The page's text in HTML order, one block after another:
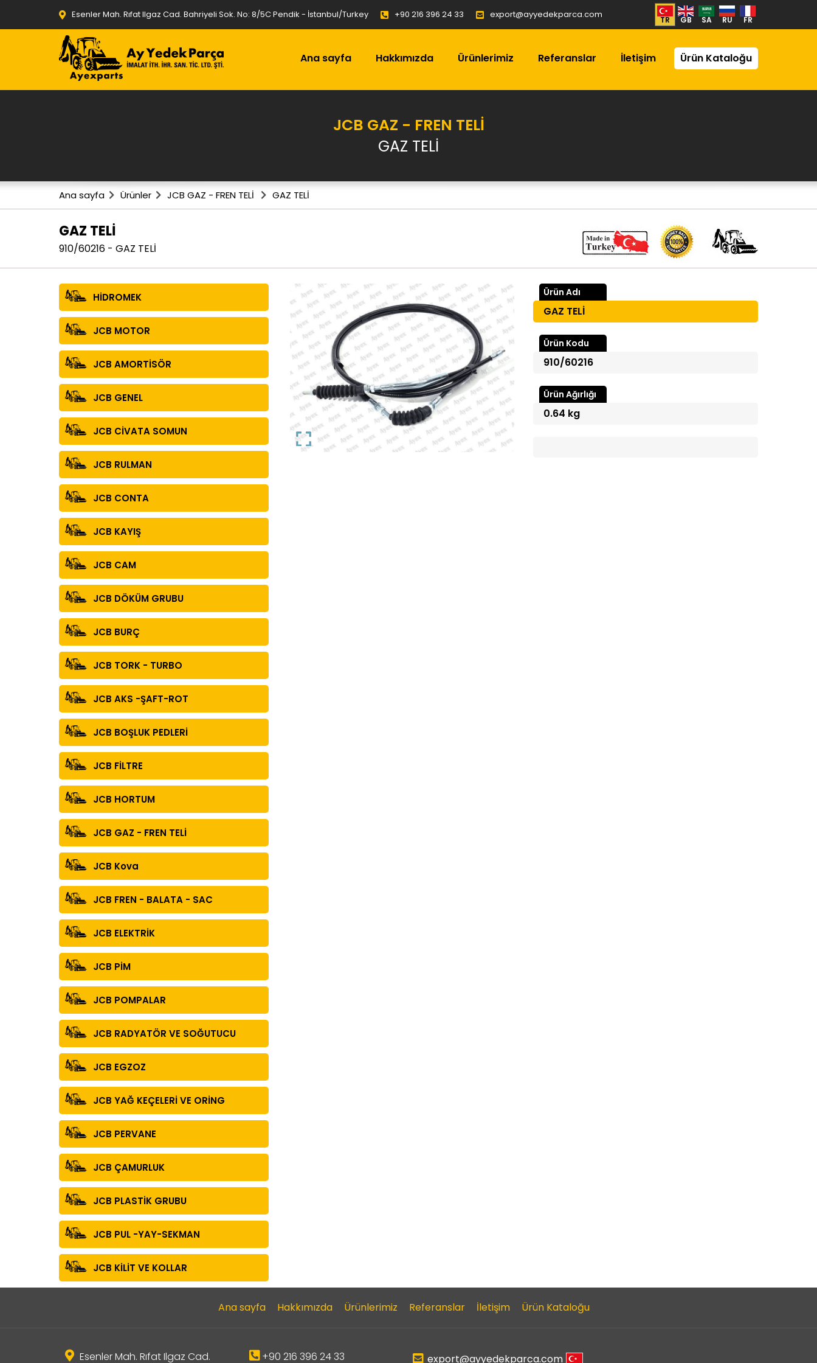
Esenler Mah. Rıfat Ilgaz Cad. Bahriyeli Sok. No: 8/5C Pendik - İstanbul/Turkey +90 216 396 24 33 export@ayyedekparca.com TR GB SA RU FR
Ana sayfa Hakkımızda Ürünlerimiz Referanslar İletişim Ürün Kataloğu
JCB GAZ - FREN TELİ
GAZ TELİ
Ana sayfa Ürünler JCB GAZ - FREN TELİ GAZ TELİ
GAZ TELİ
910/60216 - GAZ TELİ
HİDROMEK
JCB MOTOR
JCB AMORTİSÖR
JCB GENEL
JCB CİVATA SOMUN
JCB RULMAN
JCB CONTA
JCB KAYIŞ
JCB CAM
JCB DÖKÜM GRUBU
JCB BURÇ
JCB TORK - TURBO
JCB AKS -ŞAFT-ROT
JCB BOŞLUK PEDLERİ
JCB FİLTRE
JCB HORTUM
JCB GAZ - FREN TELİ
JCB Kova
JCB FREN - BALATA - SAC
JCB ELEKTRİK
JCB PİM
JCB POMPALAR
JCB RADYATÖR VE SOĞUTUCU
JCB EGZOZ
JCB YAĞ KEÇELERİ VE ORİNG
JCB PERVANE
JCB ÇAMURLUK
JCB PLASTİK GRUBU
JCB PUL -YAY-SEKMAN
JCB KİLİT VE KOLLAR
Ürün Adı
GAZ TELİ
Ürün Kodu
910/60216
Ürün Ağırlığı
0.64 kg
Ana sayfa Hakkımızda Ürünlerimiz Referanslar İletişim Ürün Kataloğu
Esenler Mah. Rıfat Ilgaz Cad. +90 216 396 24 33 export@ayyedekparca.com